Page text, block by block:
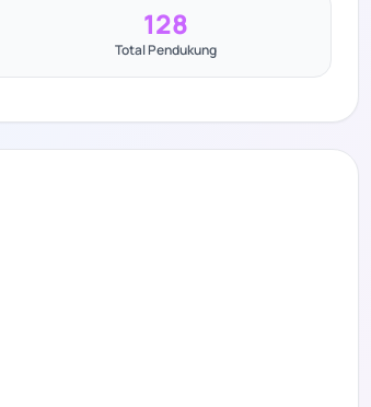
128
Total Pendukung